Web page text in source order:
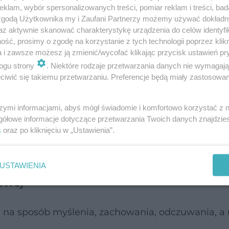
nieokreślony i utrwalony.
zawsze. Lęk nie opuszcza ich nawet w
wręcz relaksujących.
nerwicę lękową nie pamiętają, kiedy czuły się
tym większa jego intensywność.
działaniami, może wręcz uniemożliwić ich
chore w ogóle nie opuszczają domu, zdarza
sposób myślenia, zachowania, odczuwania, a
wybór spersonalizowanych treści, pomiar reklam i treści,
Użytkownika my i Zaufani Partnerzy możemy używać
aktywnie skanować charakterystykę urządzenia do celów
prosimy o zgodę na korzystanie z tych technologii poprzez
i zawsze możesz ją zmienić/wycofać klikając przycisk ustawień
strony
. Niektóre rodzaje przetwarzania danych nie
się takiemu przetwarzaniu. Preferencje będą miały
informacjami, abyś mógł świadomie i komfortowo korzystać z
informacje dotyczące przetwarzania Twoich danych
oraz po kliknięciu w „Ustawienia”.
USTAWIENIA